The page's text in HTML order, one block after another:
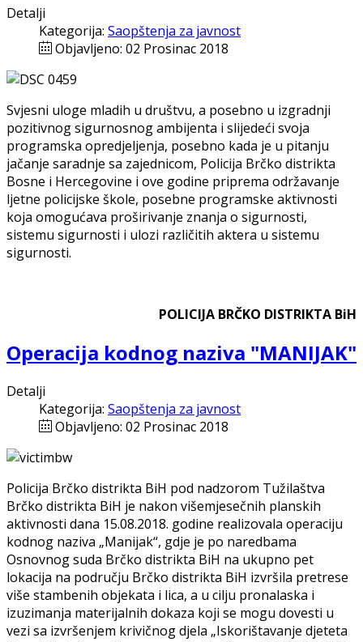
Detalji
Kategorija: Saopštenja za javnost
Objavljeno: 02 Prosinac 2018
Svjesni uloge mladih u društvu, a posebno u izgradnji
pozitivnog sigurnosnog ambijenta i slijedeći svoja
programska opredjeljenja, posebno kada je u pitanju
jačanje saradnje sa zajednicom, Policija Brčko distrikta
Bosne i Hercegovine i ove godine priprema održavanje
ljetne policijske škole, posebne programske aktivnosti
koja omogućava proširivanje znanja o sigurnosti,
sistemu sigurnosti i ulozi različitih aktera u sistemu
sigurnosti.
POLICIJA BRČKO DISTRIKTA BiH
Operacija kodnog naziva "MANIJAK"
Detalji
Kategorija: Saopštenja za javnost
Objavljeno: 02 Prosinac 2018
Policija Brčko distrikta BiH pod nadzorom Tužilaštva
Brčko distrikta BiH je nakon višemjesečnih planskih
aktivnosti dana 15.08.2018. godine realizovala operaciju
kodnog naziva „Manijak“, gdje je po naredbama
Osnovnog suda Brčko distrikta BiH na ukupno pet
lokacija na području Brčko distrikta BiH izvršila pretrese
više stambenih objekata i lica, a u cilju pronalaska i
izuzimanja materijalnih dokaza koji se mogu dovesti u
vezi sa izvršenjem krivičnog djela „Iskorištavanje djeteta